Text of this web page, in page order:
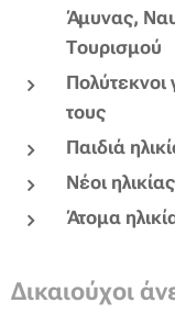
Άμυνας,
Τουρισμού
Πολύτεκνοι
τους
Παιδιά
Νέοι
Άτομα
Δικαιούχοι